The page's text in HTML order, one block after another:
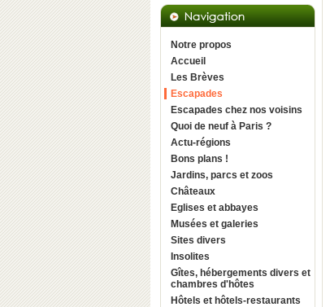
Notre propos
Accueil
Les Brèves
Escapades
Escapades chez nos voisins
Quoi de neuf à Paris ?
Actu-régions
Bons plans !
Jardins, parcs et zoos
Châteaux
Eglises et abbayes
Musées et galeries
Sites divers
Insolites
Gîtes, hébergements divers et
chambres d'hôtes
Hôtels et hôtels-restaurants